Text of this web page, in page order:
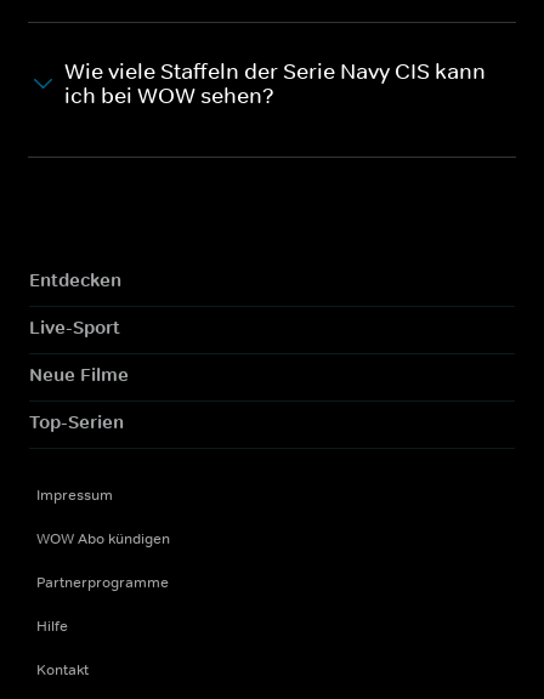
Wie viele Staffeln der Serie Navy CIS kann
ich bei WOW sehen?
Entdecken
Live-Sport
Neue Filme
Top-Serien
Impressum
WOW Abo kündigen
Partnerprogramme
Hilfe
Kontakt